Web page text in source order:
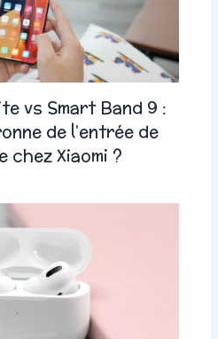
vs Smart Band 9 :
de l’entrée de
chez Xiaomi ?